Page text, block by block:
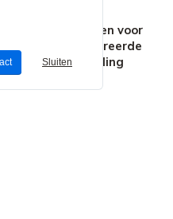
Behuizingen voor
Gestructureerde
Bedrading